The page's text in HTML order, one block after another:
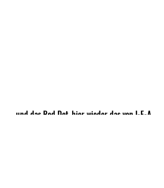
... und das Red Dot, hier wieder das von I-E-A